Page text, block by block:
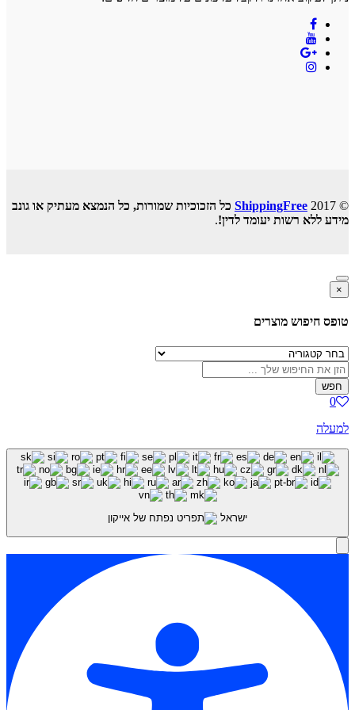
© 2017
ShippingFree כל הזכוכיות שמורות, כל הנמצא מעתיק או גונב
מידע ללא רשות יעומד לדין!.
×
טופס חיפוש מוצרים
חפש
0
למעלה
ישראל